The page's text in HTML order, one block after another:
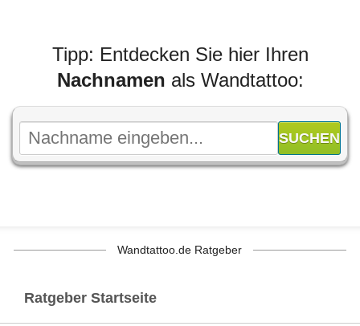
Tipp: Entdecken Sie hier Ihren
Nachnamen als Wandtattoo:
Wandtattoo.de Ratgeber
Ratgeber Startseite